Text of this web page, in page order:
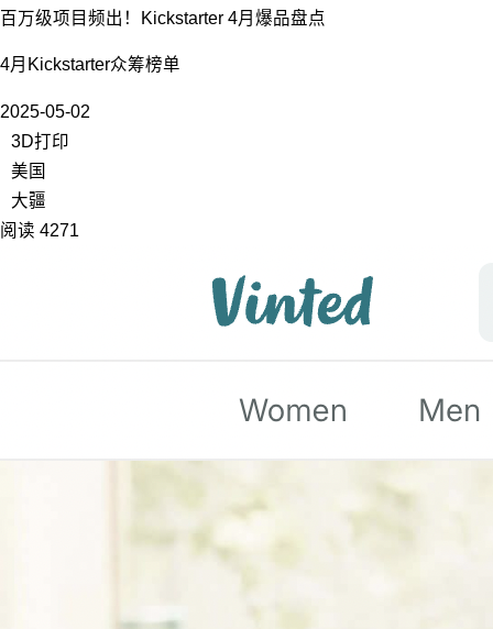
百万级项目频出！Kickstarter 4月爆品盘点
4月Kickstarter众筹榜单
2025-05-02
3D打印
美国
大疆
阅读 4271